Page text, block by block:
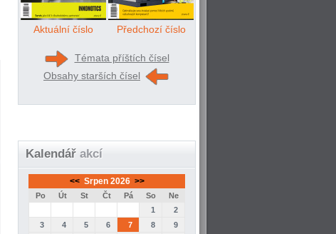
Aktuální číslo Předchozí číslo
Témata příštích čísel
Obsahy starších čísel
Kalendář akcí
<< Srpen 2026 >>
Po Út St Čt Pá So
Ne
1
2
3
4 5 6 7 8
9